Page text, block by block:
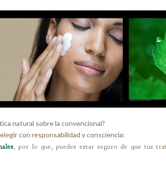
natural sobre la convencional?
con responsabilidad y consciencia:
, por lo que, puedes estar seguro de que tus